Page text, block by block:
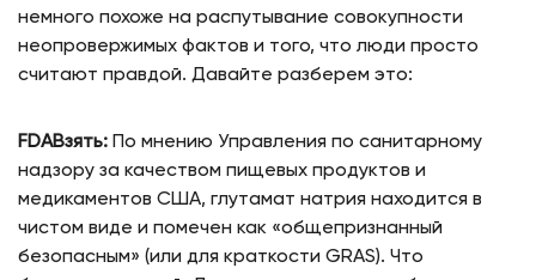
немного похоже на распутывание совокупности
неопровержимых фактов и того, что люди просто
считают правдой. Давайте разберем это:
FDAВзять: По мнению Управления по санитарному
надзору за качеством пищевых продуктов и
медикаментов США, глутамат натрия находится в
чистом виде и помечен как «общепризнанный
безопасным» (или для краткости GRAS). Что